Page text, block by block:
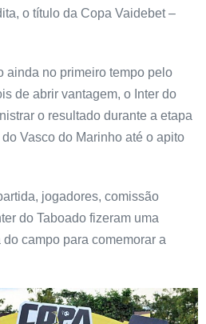
o título da Copa Vaidebet –
ainda no primeiro tempo pelo
de abrir vantagem, o Inter do
o resultado durante a etapa
Vasco do Marinho até o apito
jogadores, comissão
do Taboado fizeram uma
campo para comemorar a